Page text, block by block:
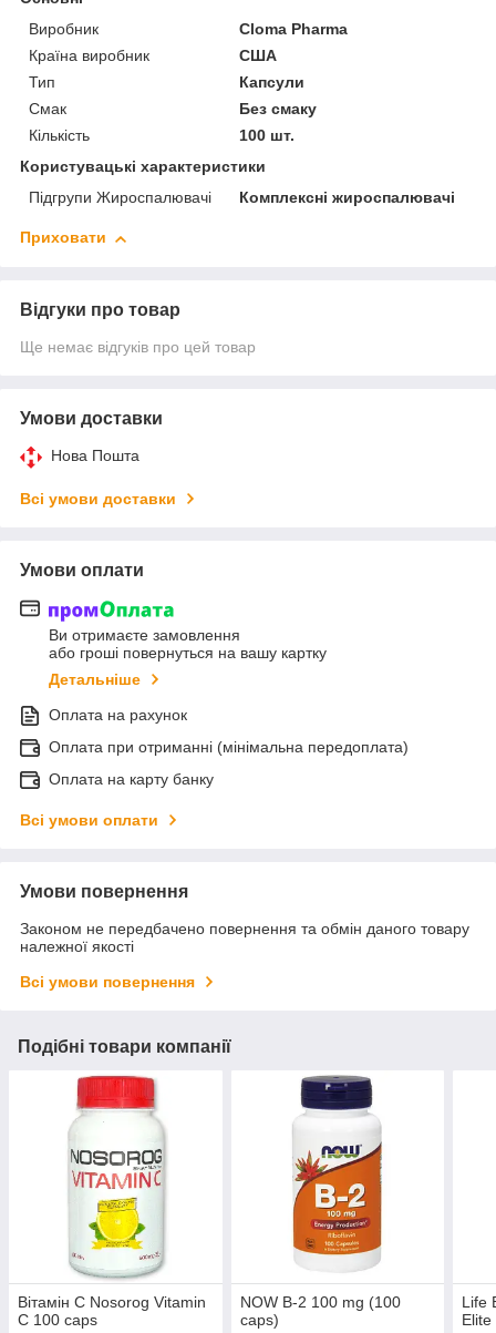
Виробник
Cloma Pharma
Країна виробник
США
Тип
Капсули
Смак
Без смаку
Кількість
100 шт.
Користувацькi характеристики
Підгрупи Жироспалювачі
Комплексні жироспалювачі
Приховати
Відгуки про товар
Ще немає відгуків про цей товар
Умови доставки
Нова Пошта
Всі умови доставки
Умови оплати
Ви отримаєте замовлення
або гроші повернуться на вашу картку
Детальніше
Оплата на рахунок
Оплата при отриманні (мінімальна передоплата)
Оплата на карту банку
Всі умови оплати
Умови повернення
Законом не передбачено повернення та обмін даного товару
належної якості
Всі умови повернення
Подібні товари компанії
Вітамін C Nosorog Vitamin
C 100 caps
NOW B-2 100 mg (100
caps)
Life